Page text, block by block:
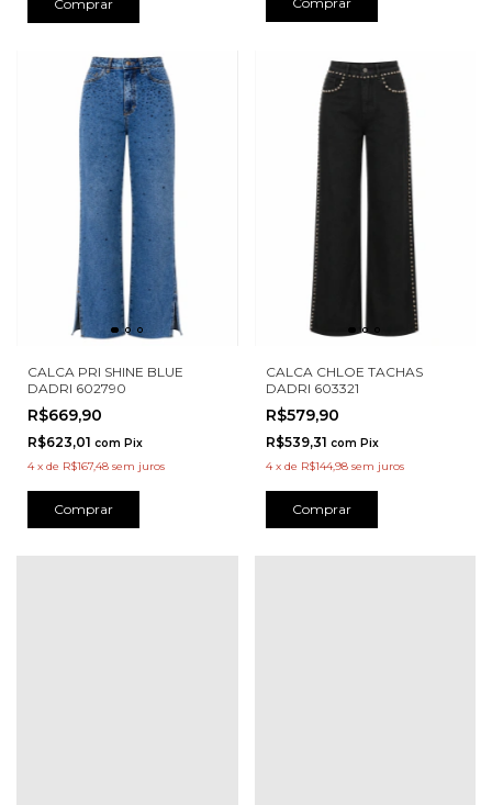
Comprar
CALCA PRI SHINE BLUE
DADRI 602790
R$669,90
R$623,01 com Pix
4 x de R$167,48 sem juros
Comprar
CALCA CHLOE TACHAS
DADRI 603321
R$579,90
R$539,31 com Pix
4 x de R$144,98 sem juros
Comprar